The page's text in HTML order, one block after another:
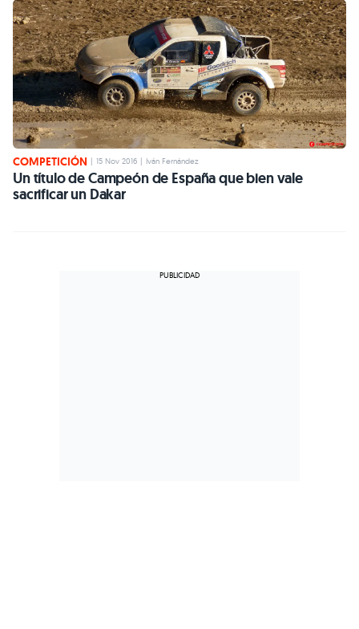
COMPETICIÓN 15 Nov 2016 Iván Fernández
Un título de Campeón de España que bien vale
sacrificar un Dakar